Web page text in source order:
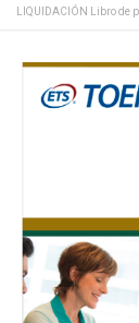
LIQUIDACIÓN Libro de